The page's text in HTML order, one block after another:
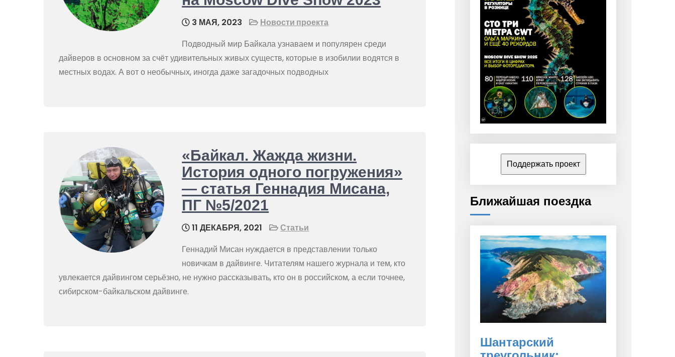
3 МАЯ, 2023
Новости проекта
Подводный мир Байкала узнаваем и популярен среди
дайверов в основном за счёт удивительных живых существ, которые в изобилии водятся в
местных водах. А вот о необычных, иногда даже загадочных подводных
«Байкал. Жажда жизни.
История одного погружения»
— статья Геннадия Мисана,
ПГ №5/2021
11 ДЕКАБРЯ, 2021
Статьи
Геннадий Мисан нуждается в представлении только
новичкам в дайвинге. Читателям нашего журнала и тем, кто
увлекается дайвингом серьёзно, не нужно рассказывать, кто он в российском, а если точнее,
сибирском-байкальском дайвинге.
Поддержать проект
Ближайшая поездка
Шантарский